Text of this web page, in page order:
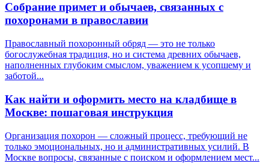
Собрание примет и обычаев, связанных с
похоронами в православии
Православный похоронный обряд — это не только
богослужебная традиция, но и система древних обычаев,
наполненных глубоким смыслом, уважением к усопшему и
заботой...
Как найти и оформить место на кладбище в
Москве: пошаговая инструкция
Организация похорон — сложный процесс, требующий не
только эмоциональных, но и административных усилий. В
Москве вопросы, связанные с поиском и оформлением мест...